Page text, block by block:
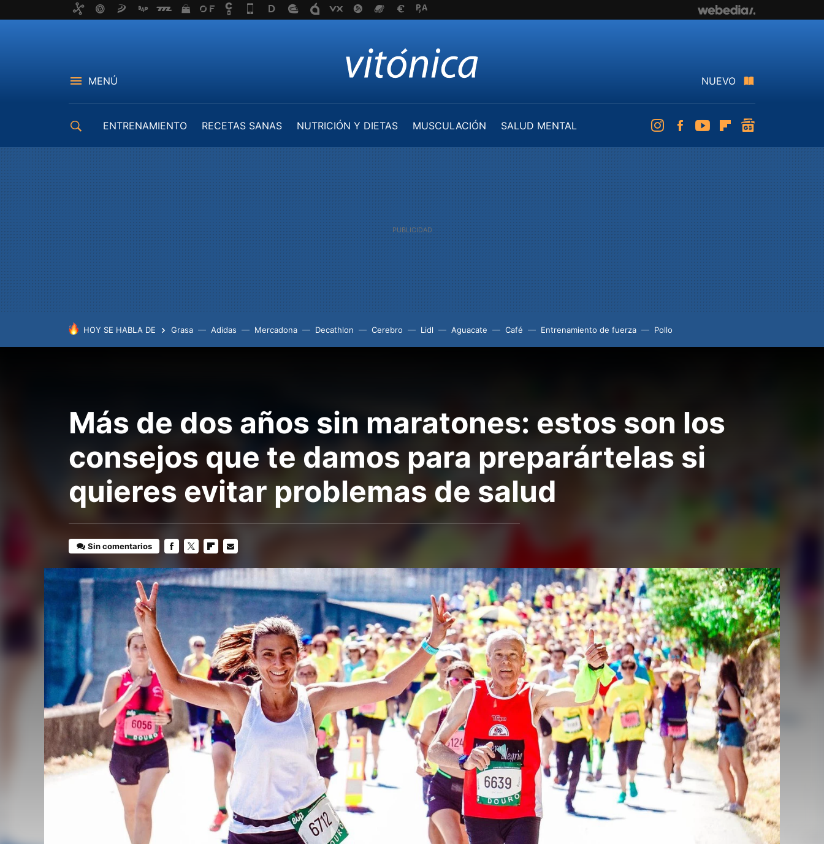
MENÚ NUEVO
ENTRENAMIENTO RECETAS SANAS NUTRICIÓN Y DIETAS MUSCULACIÓN
SALUD MENTAL
InstagramFacebookYoutubeFlipboard
HOY SE HABLA DE Grasa Adidas Mercadona Decathlon Cerebro Lidl Aguacate Café Entrenamiento de fuerza Pollo
Más de dos años sin maratones: estos son los
consejos que te damos para preparártelas si
quieres evitar problemas de salud
Sin comentarios